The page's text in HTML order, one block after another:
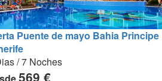
Puente de mayo Bahia Principe
/ 7 Noches
569 €